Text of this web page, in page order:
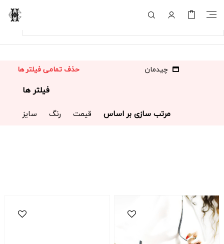
حذف تمامی فیلتر ها چیدمان
فیلتر ها
سایز رنگ قیمت مرتب سازی بر اساس